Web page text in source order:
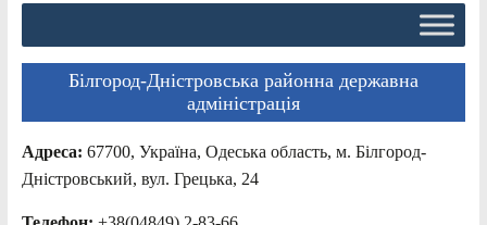
Білгород-Дністровська районна державна
адміністрація
Адреса: 67700, Україна, Одеська область, м. Білгород-
Дністровський, вул. Грецька, 24